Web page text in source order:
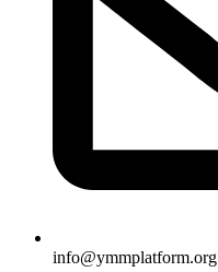
info@ymmplatform.org